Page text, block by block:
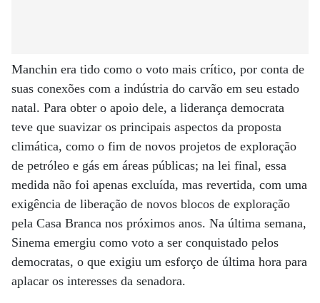
Manchin era tido como o voto mais crítico, por conta de
suas conexões com a indústria do carvão em seu estado
natal. Para obter o apoio dele, a liderança democrata
teve que suavizar os principais aspectos da proposta
climática, como o fim de novos projetos de exploração
de petróleo e gás em áreas públicas; na lei final, essa
medida não foi apenas excluída, mas revertida, com uma
exigência de liberação de novos blocos de exploração
pela Casa Branca nos próximos anos. Na última semana,
Sinema emergiu como voto a ser conquistado pelos
democratas, o que exigiu um esforço de última hora para
aplacar os interesses da senadora.